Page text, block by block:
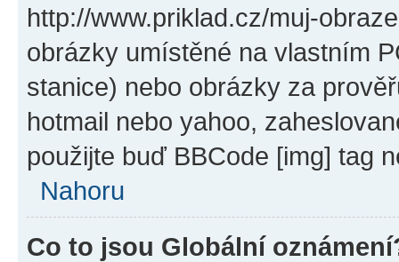
http://www.priklad.cz/muj-
obrázky umístěné na vlastním
stanice) nebo obrázky za
hotmail nebo yahoo,
použijte buď BBCode [img] tag
Nahoru
Co to jsou Globální